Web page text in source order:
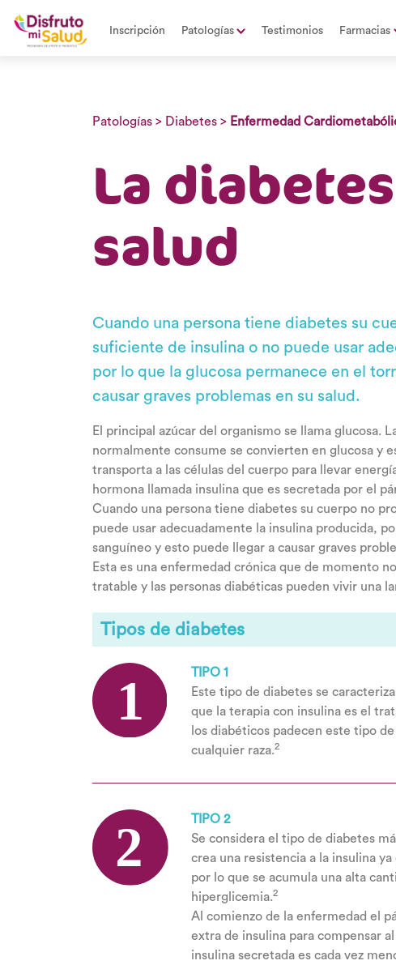
Inscripción Patologías Testimonios Farmacias
Patologías > Diabetes > Enfermedad
La
salud
Cuando una persona tiene diabetes su
suficiente de insulina o no puede usar
por lo que la glucosa permanece en el
causar graves problemas en su salud.
El principal azúcar del organismo se llama glucosa.
normalmente consume se convierten en glucosa y
transporta a las células del cuerpo para llevar
hormona llamada insulina que es secretada por el
Cuando una persona tiene diabetes su cuerpo no
puede usar adecuadamente la insulina producida,
sanguíneo y esto puede llegar a causar graves
Esta es una enfermedad crónica que de momento
tratable y las personas diabéticas pueden vivir una
Tipos de diabetes
TIPO 1
Este tipo de diabetes se
que la terapia con insulina es el
los diabéticos padecen este tipo
cualquier raza.2
TIPO 2
Se considera el tipo de diabetes
crea una resistencia a la insulina
por lo que se acumula una alta
hiperglicemia.2
Al comienzo de la enfermedad el
extra de insulina para compensar
insulina secretada es cada vez